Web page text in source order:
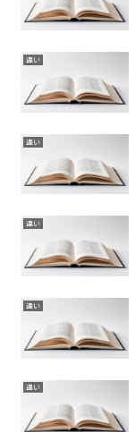
違い
違い
違い
違い
違い